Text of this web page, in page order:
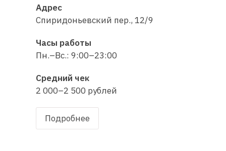
Адрес
Спиридоньевский пер., 12/9
Часы работы
Пн.–Вс.: 9:00–23:00
Средний чек
2 000–2 500 рублей
Подробнее